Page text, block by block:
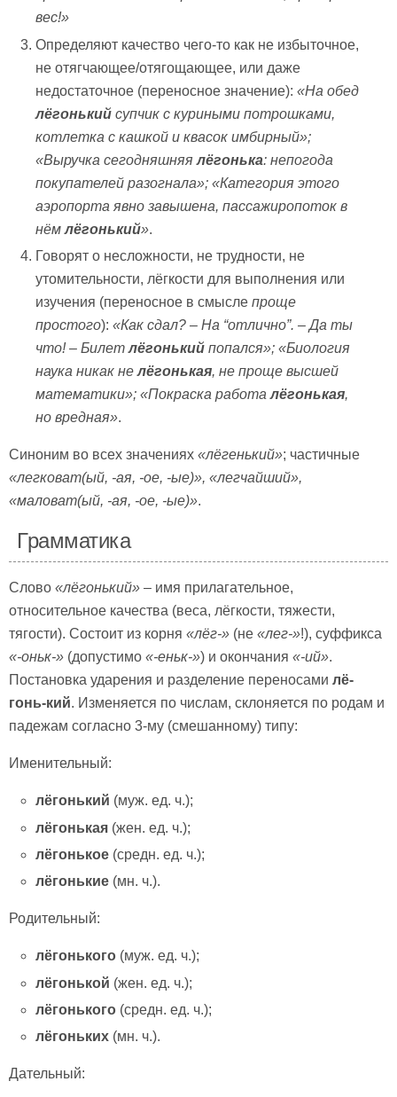
вес!»
Определяют качество чего-то как не избыточное,
не отягчающее/отягощающее, или даже
недостаточное (переносное значение):«На обед
лёгонький супчик с куриными потрошками,
котлетка с кашкой и квасок имбирный»;
«Выручка сегодняшняялёгонька: непогода
покупателей разогнала»; «Категория этого
аэропорта явно завышена, пассажиропоток в
нёмлёгонький».
Говорят о несложности, не трудности, не
утомительности, лёгкости для выполнения или
изучения (переносное в смыслепроще
простого):«Как сдал? – На “отлично”. – Да ты
что! – Билетлёгонький попался»; «Биология
наука никак нелёгонькая, не проще высшей
математики»; «Покраска работалёгонькая,
но вредная».
Синоним во всех значениях «лёгенький»; частичные
«легковат(ый, -ая, -ое, -ые)», «легчайший»,
«маловат(ый, -ая, -ое, -ые)».
Грамматика
Слово «лёгонький» – имя прилагательное,
относительное качества (веса, лёгкости, тяжести,
тягости). Состоит из корня «лёг-» (не «лег-»!), суффикса
«-оньк-» (допустимо «-еньк-») и окончания «-ий».
Постановка ударения и разделение переносами лё-
гонь-кий. Изменяется по числам, склоняется по родам и
падежам согласно 3-му (смешанному) типу:
Именительный:
лёгонький (муж. ед. ч.);
лёгонькая (жен. ед. ч.);
лёгонькое (средн. ед. ч.);
лёгонькие (мн. ч.).
Родительный:
лёгонького (муж. ед. ч.);
лёгонькой (жен. ед. ч.);
лёгонького (средн. ед. ч.);
лёгоньких (мн. ч.).
Дательный: